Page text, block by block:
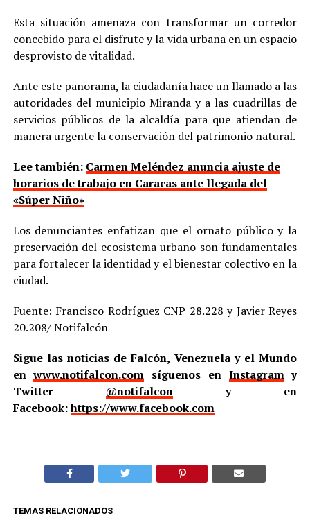
Esta situación amenaza con transformar un corredor
concebido para el disfrute y la vida urbana en un espacio
desprovisto de vitalidad.
Ante este panorama, la ciudadanía hace un llamado a las
autoridades del municipio Miranda y a las cuadrillas de
servicios públicos de la alcaldía para que atiendan de
manera urgente la conservación del patrimonio natural.
Lee también: Carmen Meléndez anuncia ajuste de
horarios de trabajo en Caracas ante llegada del
«Súper Niño»
Los denunciantes enfatizan que el ornato público y la
preservación del ecosistema urbano son fundamentales
para fortalecer la identidad y el bienestar colectivo en la
ciudad.
Fuente: Francisco Rodríguez CNP 28.228 y Javier Reyes
20.208/ Notifalcón
Sigue las noticias de Falcón, Venezuela y el Mundo
enwww.notifalcon.com síguenos en Instagramy
Twitter @notifalcony en
Facebook:https://www.facebook.com
TEMAS RELACIONADOS